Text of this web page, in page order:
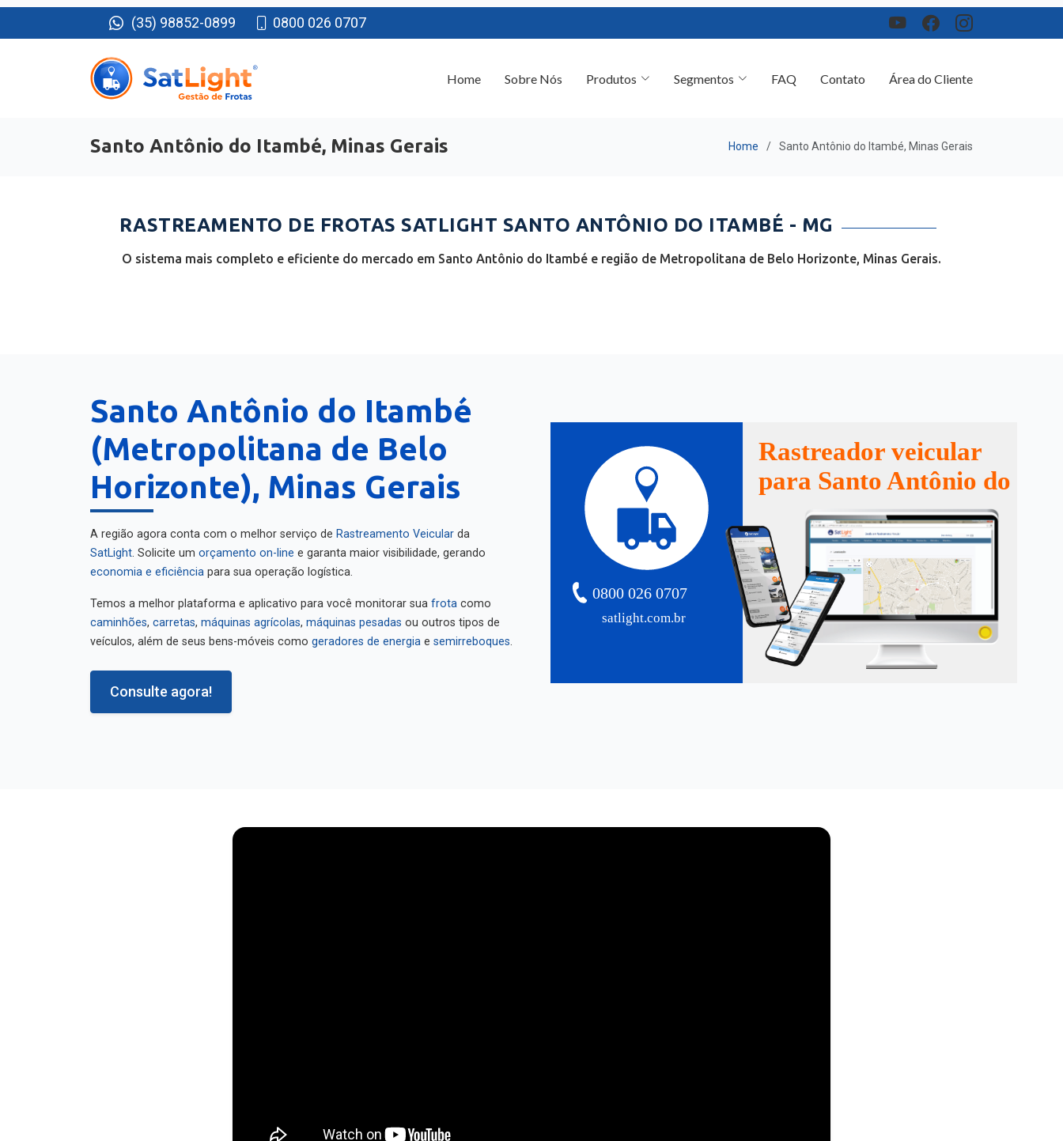
(35) 98852-0899 0800 026 0707
Área do Cliente
Santo Antônio do Itambé, Minas Gerais Home Santo Antônio do Itambé, Minas Gerais
RASTREAMENTO DE FROTAS SATLIGHT SANTO ANTÔNIO DO ITAMBÉ - MG
O sistema mais completo e eficiente do mercado em Santo Antônio do Itambé e região de Metropolitana de Belo Horizonte, Minas Gerais.
Santo Antônio do Itambé
(Metropolitana de Belo
Horizonte), Minas Gerais
A região agora conta com o melhor serviço de Rastreamento Veicular da
SatLight . Solicite um orçamento on-line e garanta maior visibilidade, gerando
economia e eficiência para sua operação logística.
Temos a melhor plataforma e aplicativo para você monitorar sua frota como
caminhões carretas máquinas agrícolas máquinas pesadas ou outros tipos de
veículos, além de seus bens-móveis como geradores de energia e semirreboques
Consulte agora!
satlight.com.br
0800 026 0707
Rastreador veicular
para Santo Antônio do